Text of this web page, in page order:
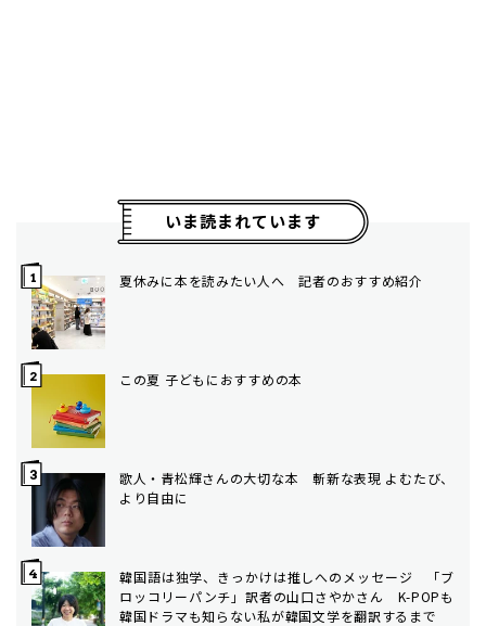
いま読まれています
夏休みに本を読みたい人へ 記者のおすすめ紹介
この夏 子どもにおすすめの本
歌人・青松輝さんの大切な本 斬新な表現 よむたび、
より自由に
韓国語は独学、きっかけは推しへのメッセージ 「ブ
ロッコリーパンチ」訳者の山口さやかさん K-POPも
韓国ドラマも知らない私が韓国文学を翻訳するまで